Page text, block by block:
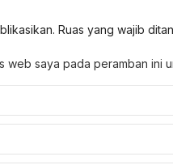
Ruas yang wajib
web saya pada peramban ini